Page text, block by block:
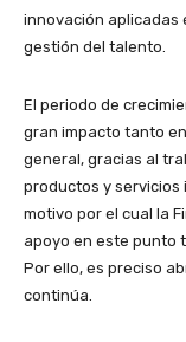
innovación aplicadas
gestión del talento.
El periodo de
gran impacto tanto
general, gracias al
productos y servicios
motivo por el cual la
apoyo en este punto
Por ello, es preciso
continúa.